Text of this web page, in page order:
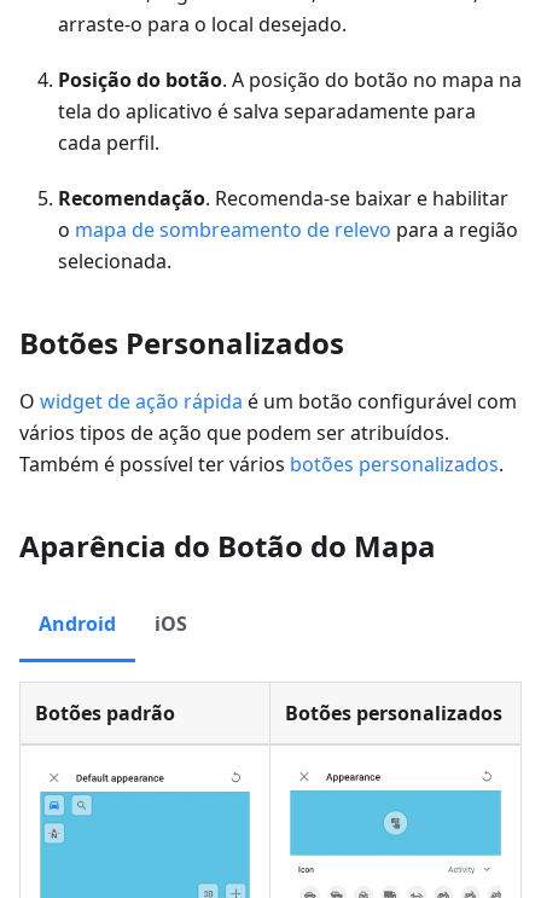
arraste-o para o local desejado.
Posição do botão. A posição do botão no mapa na
tela do aplicativo é salva separadamente para
cada perfil.
Recomendação. Recomenda-se baixar e habilitar
o mapa de sombreamento de relevo para a região
selecionada.
Botões Personalizados
O widget de ação rápida é um botão configurável com
vários tipos de ação que podem ser atribuídos.
Também é possível ter vários botões personalizados.
Aparência do Botão do Mapa
Android iOS
Botões padrão Botões personalizados